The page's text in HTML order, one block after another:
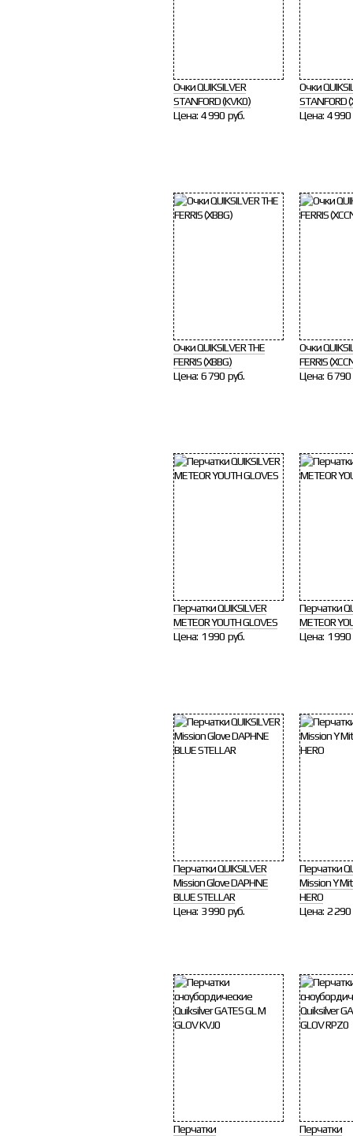
Очки QUIKSILVER
STANFORD (KVK0)
Цена: 4 990 руб.
Очки
STANFORD
Цена: 4 990
Очки QUIKSILVER THE
FERRIS (XBBG)
Цена: 6 790 руб.
Очки
FERRIS
Цена: 6 790
Перчатки QUIKSILVER
METEOR YOUTH GLOVES
Цена: 1 990 руб.
Перчатки
METEOR
Цена: 1 990
Перчатки QUIKSILVER
Mission Glove DAPHNE
BLUE STELLAR
Цена: 3 990 руб.
Перчатки
Mission Y
HERO
Цена: 2 290
Перчатки
Перчатки